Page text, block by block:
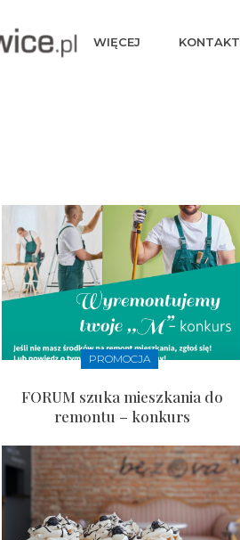
WIĘCEJ KONTAKT
PROMOCJA
FORUM szuka mieszkania do
remontu – konkurs